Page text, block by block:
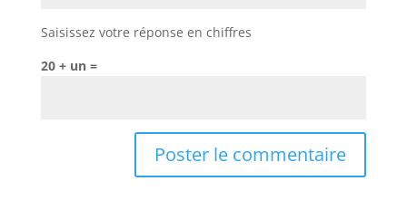
Saisissez votre réponse en chiffres
20 + un =